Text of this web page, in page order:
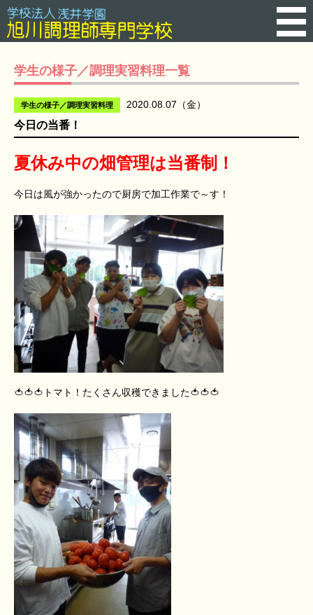
学生の様子／調理実習料理一覧
学生の様子／調理実習料理 2020.08.07（金）
今日の当番！
夏休み中の畑管理は当番制！
今日は風が強かったので厨房で加工作業で～す！
🍅🍅🍅トマト！たくさん収穫できました🍅🍅🍅